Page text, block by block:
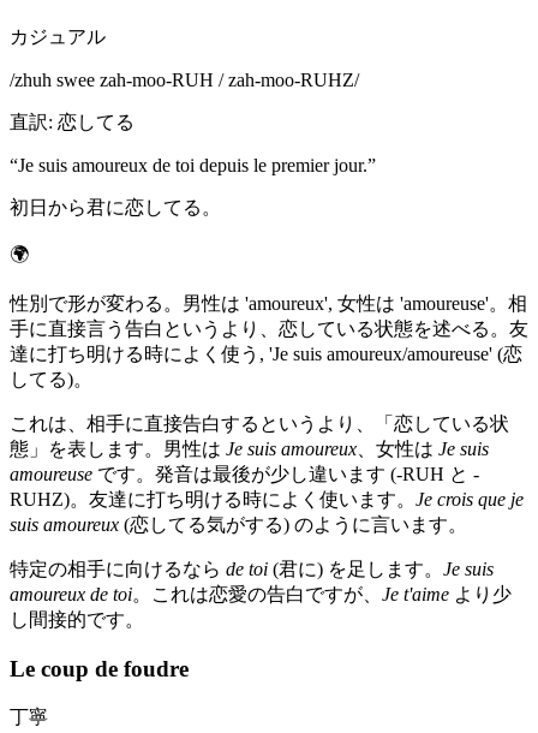
カジュアル
/zhuh swee zah-moo-RUH / zah-moo-RUHZ/
直訳: 恋してる
“Je suis amoureux de toi depuis le premier jour.”
初日から君に恋してる。
🌍
性別で形が変わる。男性は 'amoureux', 女性は 'amoureuse'。相
手に直接言う告白というより、恋している状態を述べる。友
達に打ち明ける時によく使う, 'Je suis amoureux/amoureuse' (恋
してる)。
これは、相手に直接告白するというより、「恋している状
態」を表します。男性は Je suis amoureux 、女性は Je suis
amoureuse です。発音は最後が少し違います (-RUH と -
RUHZ)。友達に打ち明ける時によく使います。 Je crois que je
suis amoureux (恋してる気がする) のように言います。
特定の相手に向けるなら de toi (君に) を足します。 Je suis
amoureux de toi。これは恋愛の告白ですが、 Je t'aime より少
し間接的です。
Le coup de foudre
丁寧